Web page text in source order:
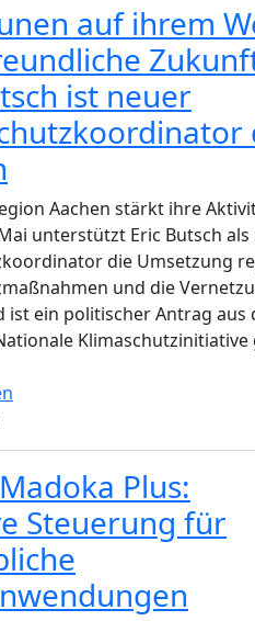
auf ihrem
ist neuer
Aachen stärkt ihre
unterstützt Eric Butsch
die Umsetzung
und die
ein politischer Antrag aus
Plus:
Steuerung für